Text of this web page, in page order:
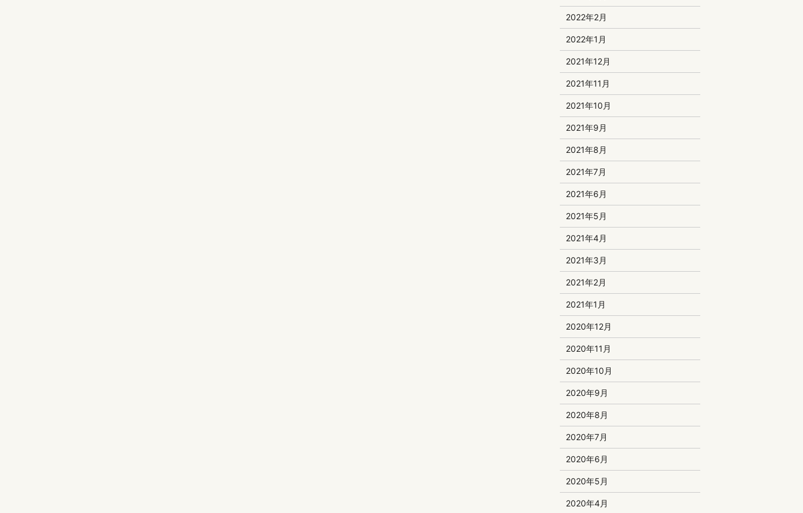
2022年2月
2022年1月
2021年12月
2021年11月
2021年10月
2021年9月
2021年8月
2021年7月
2021年6月
2021年5月
2021年4月
2021年3月
2021年2月
2021年1月
2020年12月
2020年11月
2020年10月
2020年9月
2020年8月
2020年7月
2020年6月
2020年5月
2020年4月